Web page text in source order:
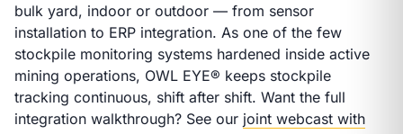
bulk yard, indoor or outdoor — from sensor
installation to ERP integration. As one of the few
stockpile monitoring systems hardened inside active
mining operations, OWL EYE® keeps stockpile
tracking continuous, shift after shift. Want the full
integration walkthrough? See our joint webcast with